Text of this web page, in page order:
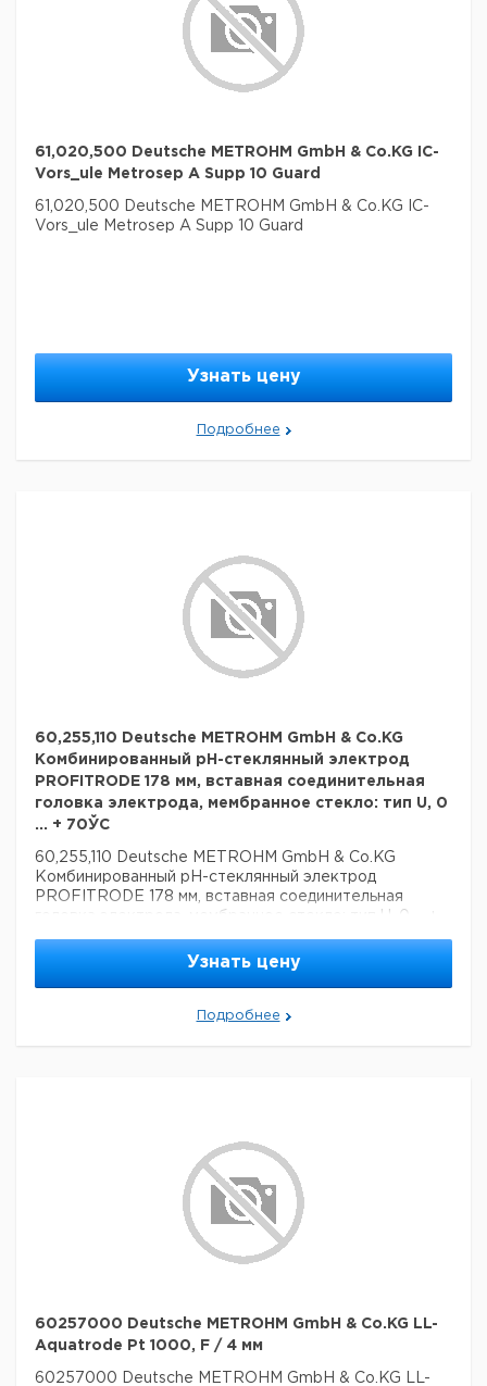
61,020,500 Deutsche METROHM GmbH & Co.KG IC-
Vors_ule Metrosep A Supp 10 Guard
61,020,500 Deutsche METROHM GmbH & Co.KG IC-
Vors_ule Metrosep A Supp 10 Guard
Узнать цену
Подробнее
60,255,110 Deutsche METROHM GmbH & Co.KG
Комбинированный pH-стеклянный электрод
PROFITRODE 178 мм, вставная соединительная
головка электрода, мембранное стекло: тип U, 0
... + 70ЎC
60,255,110 Deutsche METROHM GmbH & Co.KG
Комбинированный pH-стеклянный электрод
PROFITRODE 178 мм, вставная соединительная
Узнать цену
Подробнее
60257000 Deutsche METROHM GmbH & Co.KG LL-
Aquatrode Pt 1000, F / 4 мм
60257000 Deutsche METROHM GmbH & Co.KG LL-